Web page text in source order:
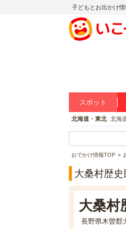
子どもとお出かけ
スポット
北海道・東北 北海
おでかけ情報TOP
大桑村歴
大桑村
長野県木曽郡